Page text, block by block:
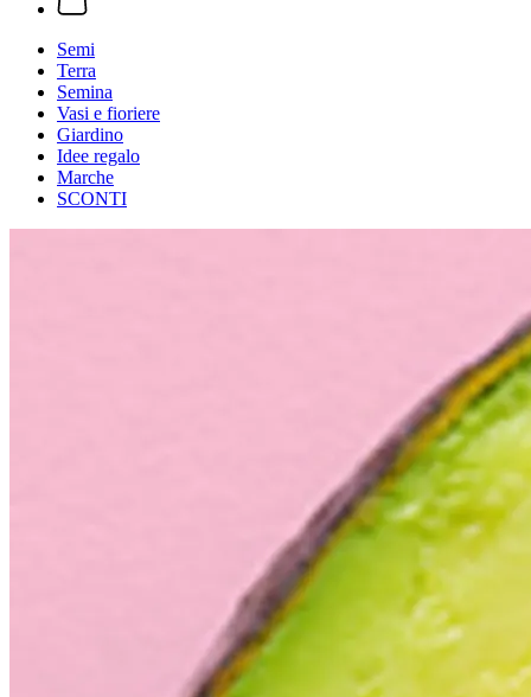
Semi
Terra
Semina
Vasi e fioriere
Giardino
Idee regalo
Marche
SCONTI